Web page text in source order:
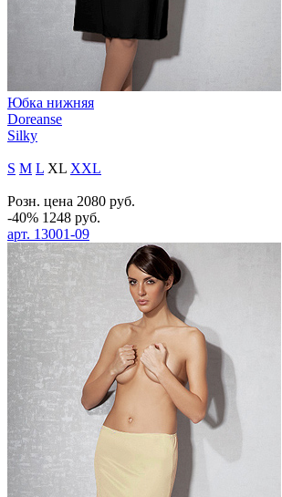
Юбка нижняя
Doreanse
Silky
S M L XL XXL
Розн. цена 2080 руб.
-40% 1248 руб.
арт. 13001-09